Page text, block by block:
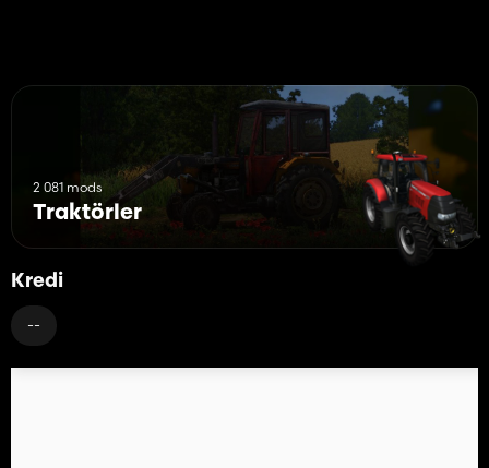
2 081 mods
Traktörler
Kredi
--